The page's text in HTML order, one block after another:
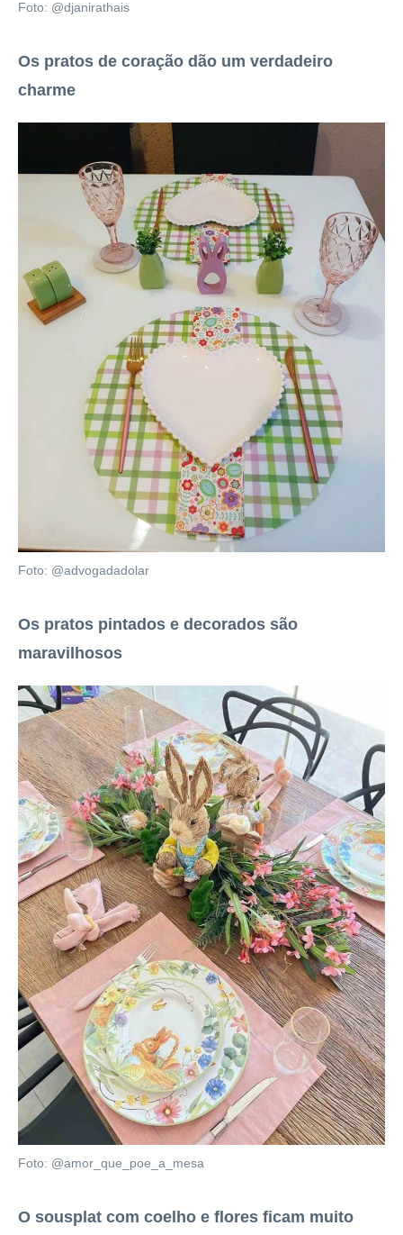
Foto: @djanirathais
Os pratos de coração dão um verdadeiro
charme
Foto: @advogadadolar
Os pratos pintados e decorados são
maravilhosos
Foto: @amor_que_poe_a_mesa
O sousplat com coelho e flores ficam muito